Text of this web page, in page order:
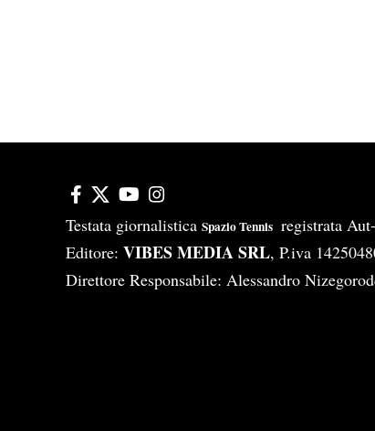
Testata giornalistica Spazio Tennis registrata
Editore: VIBES MEDIA SRL, P.iva
Direttore Responsabile: Alessandro